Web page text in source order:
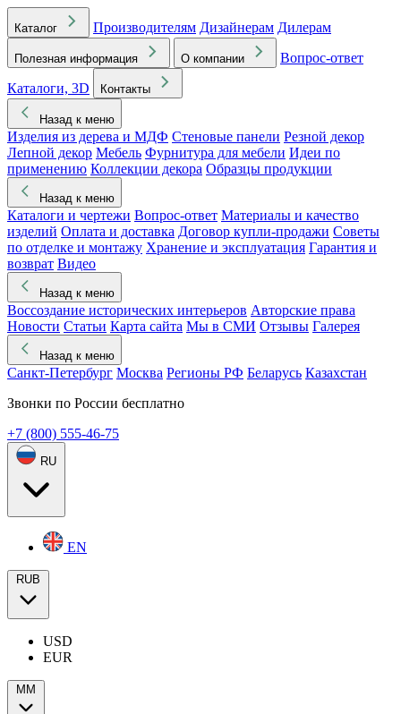
Каталог Производителям Дизайнерам Дилерам
Полезная информация О компании
Вопрос-ответ
Каталоги, 3D
Контакты
Назад к меню
Изделия из дерева и МДФ Стеновые панели Резной декор
Лепной декор Мебель Фурнитура для мебели Идеи по
применению Коллекции декора Образцы продукции
Назад к меню
Каталоги и чертежи Вопрос-ответ Материалы и качество
изделий Оплата и доставка Договор купли-продажи Советы
по отделке и монтажу Хранение и эксплуатация Гарантия и
возврат Видео
Назад к меню
Воссоздание исторических интерьеров Авторские права
Новости Статьи Карта сайта Мы в СМИ Отзывы Галерея
Назад к меню
Санкт-Петербург Москва Регионы РФ Беларусь Казахстан
Звонки по России бесплатно
+7 (800) 555-46-75
RU
EN
RUB
USD
EUR
ММ